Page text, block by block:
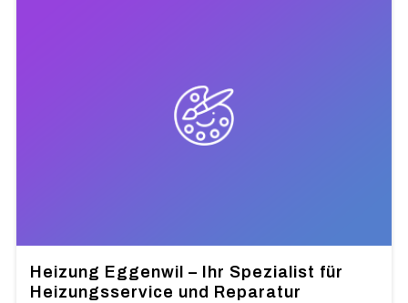
Heizung Eggenwil – Ihr Spezialist für
Heizungsservice und Reparatur